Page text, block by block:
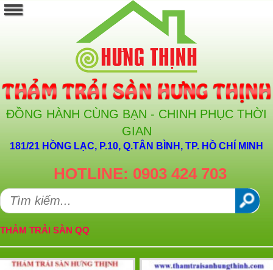
ĐỒNG HÀNH CÙNG BẠN - CHINH PHỤC THỜI
GIAN
181/21 HỒNG LẠC, P.10, Q.TÂN BÌNH, TP. HỒ CHÍ MINH
HOTLINE: 0903 424 703
THẢM TRẢI SÀN QQ